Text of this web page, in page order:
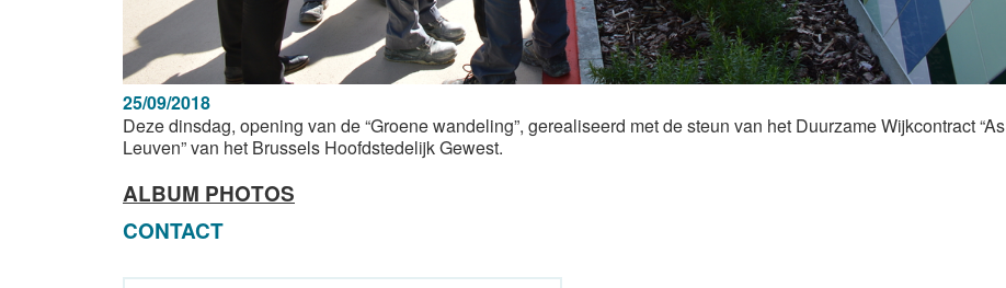
25/09/2018
Deze dinsdag, opening van de “Groene wandeling”, gerealiseerd met de steun van het Duurzame Wijkcontract “As
Leuven” van het Brussels Hoofdstedelijk Gewest.
ALBUM PHOTOS
CONTACT